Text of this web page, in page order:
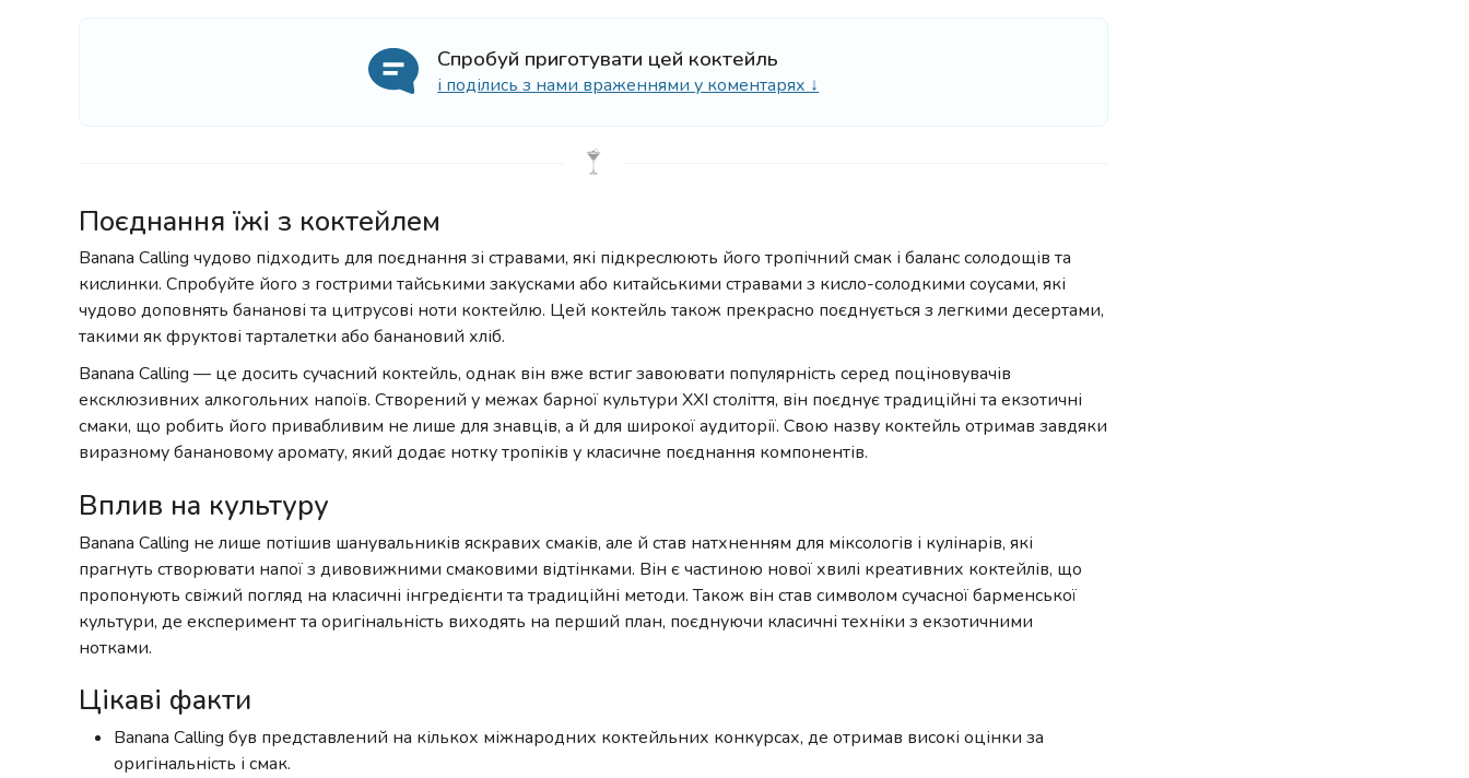
Спробуй приготувати цей коктейль
і поділись з нами враженнями у коментарях ↓
Поєднання їжі з коктейлем
Banana Calling чудово підходить для поєднання зі стравами, які підкреслюють його тропічний смак і баланс солодощів та
кислинки. Спробуйте його з гострими тайськими закусками або китайськими стравами з кисло-солодкими соусами, які
чудово доповнять бананові та цитрусові ноти коктейлю. Цей коктейль також прекрасно поєднується з легкими десертами,
такими як фруктові тарталетки або банановий хліб.
Banana Calling — це досить сучасний коктейль, однак він вже встиг завоювати популярність серед поціновувачів
ексклюзивних алкогольних напоїв. Створений у межах барної культури XXI століття, він поєднує традиційні та екзотичні
смаки, що робить його привабливим не лише для знавців, а й для широкої аудиторії. Свою назву коктейль отримав завдяки
виразному банановому аромату, який додає нотку тропіків у класичне поєднання компонентів.
Вплив на культуру
Banana Calling не лише потішив шанувальників яскравих смаків, але й став натхненням для міксологів і кулінарів, які
прагнуть створювати напої з дивовижними смаковими відтінками. Він є частиною нової хвилі креативних коктейлів, що
пропонують свіжий погляд на класичні інгредієнти та традиційні методи. Також він став символом сучасної барменської
культури, де експеримент та оригінальність виходять на перший план, поєднуючи класичні техніки з екзотичними
нотками.
Цікаві факти
Banana Calling був представлений на кількох міжнародних коктейльних конкурсах, де отримав високі оцінки за
оригінальність і смак.